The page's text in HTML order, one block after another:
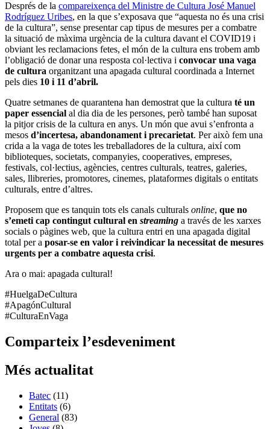
Després de la compareixença del Ministre de Cultura José Manuel
Rodríguez Uribes, en la que s’exposava que “aquesta no és una crisi
de la cultura”, sense presentar cap tipus de mesures per a combatre
la situació de màxima urgència de la cultura davant el COVID19 i
obviant les reclamacions fetes, el món de la cultura ens trobem amb
l’obligació de donar una resposta col·lectiva i convocar una vaga
de cultura organitzant una apagada cultural coordinada a Internet
pels dies 10 i 11 d’abril.
Quatre setmanes de quarantena han demostrat que la cultura té un
paper essencial al dia dia de les persones, però també han suposat
la pitjor crisis de la cultura en anys. Un món que avui s’enfronta a
mesos d’incertesa, abandonament i precarietat. Per això fem una
crida a la vaga de totes les treballadores de la cultura, així com
biblioteques, societats, companyies, cooperatives, empreses,
festivals, col·lectius, agències, centres culturals, teatres, galeries,
sales, llibreries, promotores, cinemes, plataformes digitals o entitats
culturals, entre d’altres.
Proposem que es tanquin tots els canals culturals online, que no
s’emeti cap contingut cultural en streaming a través de les xarxes
socials o pàgines web, que la cultura entri en una apagada digital
total per a posar-se en valor i reivindicar la necessitat de mesures
urgents per a combatre aquesta crisi.
Ara o mai: apagada cultural!
#HuelgaDeCultura
#ApagónCultural
#CulturaEnVaga
Comparteix l’esdeveniment
Més actualitat
Batec (11)
Entitats (6)
General (83)